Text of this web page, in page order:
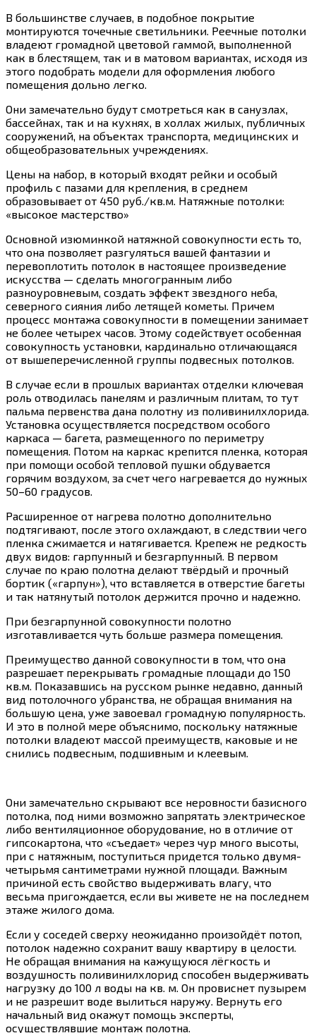
В большинстве случаев, в подобное покрытие
монтируются точечные светильники. Реечные потолки
владеют громадной цветовой гаммой, выполненной
как в блестящем, так и в матовом вариантах, исходя из
этого подобрать модели для оформления любого
помещения дольно легко.
Они замечательно будут смотреться как в санузлах,
бассейнах, так и на кухнях, в холлах жилых, публичных
сооружений, на объектах транспорта, медицинских и
общеобразовательных учреждениях.
Цены на набор, в который входят рейки и особый
профиль с пазами для крепления, в среднем
образовывает от 450 руб./кв.м. Натяжные потолки:
«высокое мастерство»
Основной изюминкой натяжной совокупности есть то,
что она позволяет разгуляться вашей фантазии и
перевоплотить потолок в настоящее произведение
искусства — сделать многогранным либо
разноуровневым, создать эффект звездного неба,
северного сияния либо летящей кометы. Причем
процесс монтажа совокупности в помещении занимает
не более четырех часов. Этому содействует особенная
совокупность установки, кардинально отличающаяся
от вышеперечисленной группы подвесных потолков.
В случае если в прошлых вариантах отделки ключевая
роль отводилась панелям и различным плитам, то тут
пальма первенства дана полотну из поливинилхлорида.
Установка осуществляется посредством особого
каркаса — багета, размещенного по периметру
помещения. Потом на каркас крепится пленка, которая
при помощи особой тепловой пушки обдувается
горячим воздухом, за счет чего нагревается до нужных
50–60 градусов.
Расширенное от нагрева полотно дополнительно
подтягивают, после этого охлаждают, в следствии чего
пленка сжимается и натягивается. Крепеж не редкость
двух видов: гарпунный и безгарпунный. В первом
случае по краю полотна делают твёрдый и прочный
бортик («гарпун»), что вставляется в отверстие багеты
и так натянутый потолок держится прочно и надежно.
При безгарпунной совокупности полотно
изготавливается чуть больше размера помещения.
Преимущество данной совокупности в том, что она
разрешает перекрывать громадные площади до 150
кв.м. Показавшись на русском рынке недавно, данный
вид потолочного убранства, не обращая внимания на
большую цена, уже завоевал громадную популярность.
И это в полной мере объяснимо, поскольку натяжные
потолки владеют массой преимуществ, каковые и не
снились подвесным, подшивным и клеевым.
Они замечательно скрывают все неровности базисного
потолка, под ними возможно запрятать электрическое
либо вентиляционное оборудование, но в отличие от
гипсокартона, что «съедает» через чур много высоты,
при с натяжным, поступиться придется только двумя-
четырьмя сантиметрами нужной площади. Важным
причиной есть свойство выдерживать влагу, что
весьма пригождается, если вы живете не на последнем
этаже жилого дома.
Если у соседей сверху неожиданно произойдёт потоп,
потолок надежно сохранит вашу квартиру в целости.
Не обращая внимания на кажущуюся лёгкость и
воздушность поливинилхлорид способен выдерживать
нагрузку до 100 л воды на кв. м. Он провиснет пузырем
и не разрешит воде вылиться наружу. Вернуть его
начальный вид окажут помощь эксперты,
осуществлявшие монтаж полотна.